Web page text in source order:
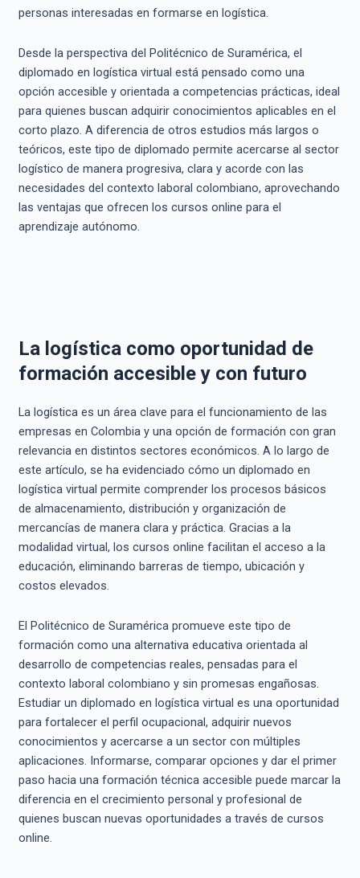
personas interesadas en formarse en logística.
Desde la perspectiva del Politécnico de Suramérica, el
diplomado en logística virtual está pensado como una
opción accesible y orientada a competencias prácticas, ideal
para quienes buscan adquirir conocimientos aplicables en el
corto plazo. A diferencia de otros estudios más largos o
teóricos, este tipo de diplomado permite acercarse al sector
logístico de manera progresiva, clara y acorde con las
necesidades del contexto laboral colombiano, aprovechando
las ventajas que ofrecen los cursos online para el
aprendizaje autónomo.
La logística como oportunidad de
formación accesible y con futuro
La logística es un área clave para el funcionamiento de las
empresas en Colombia y una opción de formación con gran
relevancia en distintos sectores económicos. A lo largo de
este artículo, se ha evidenciado cómo un diplomado en
logística virtual permite comprender los procesos básicos
de almacenamiento, distribución y organización de
mercancías de manera clara y práctica. Gracias a la
modalidad virtual, los cursos online facilitan el acceso a la
educación, eliminando barreras de tiempo, ubicación y
costos elevados.
El Politécnico de Suramérica promueve este tipo de
formación como una alternativa educativa orientada al
desarrollo de competencias reales, pensadas para el
contexto laboral colombiano y sin promesas engañosas.
Estudiar un diplomado en logística virtual es una oportunidad
para fortalecer el perfil ocupacional, adquirir nuevos
conocimientos y acercarse a un sector con múltiples
aplicaciones. Informarse, comparar opciones y dar el primer
paso hacia una formación técnica accesible puede marcar la
diferencia en el crecimiento personal y profesional de
quienes buscan nuevas oportunidades a través de cursos
online.